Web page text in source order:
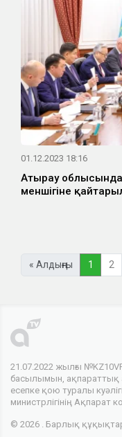
01.12.2023 18:16
Атырау
меншігіне
« Алдыңғы 1 2
21.07.2022 жылғы
басылымын, ақпараттық
есепке қою туралы
министрлігінің Ақпарат
© 2026 . Барлық құқықтар